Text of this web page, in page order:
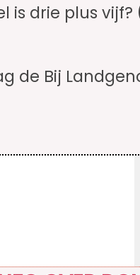
is drie plus
de Bij